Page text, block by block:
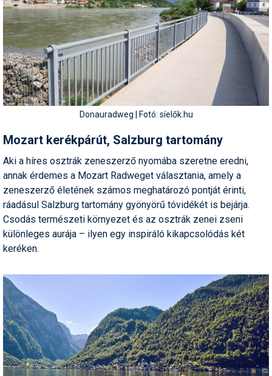
Símánia
Síoktatás
Síruházat
Síszerviz
Sítechnika
Snowboardfelszerelés
Szakértők
Szánkó
Telemark
Téli sportok
Termékajánló
Történelem
Donauradweg | Fotó: síelők.hu
Mozart kerékpárút, Salzburg tartomány
Aki a híres osztrák zeneszerző nyomába szeretne eredni,
annak érdemes a Mozart Radweget választania, amely a
zeneszerző életének számos meghatározó pontját érinti,
ráadásul Salzburg tartomány gyönyörű tóvidékét is bejárja.
Csodás természeti környezet és az osztrák zenei zseni
különleges aurája – ilyen egy inspiráló kikapcsolódás két
keréken.